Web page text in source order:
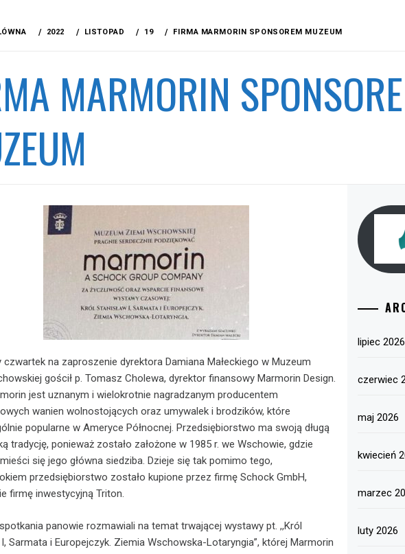
2022 LISTOPAD 19 FIRMA MARMORIN SPONSOREM MUZEUM
MARMORIN
czwartek na zaproszenie dyrektora Damiana Małeckiego w Muzeum
gościł p. Tomasz Cholewa, dyrektor finansowy Marmorin Design.
jest uznanym i wielokrotnie nagradzanym producentem
wanien wolnostojących oraz umywalek i brodzików, które
popularne w Ameryce Północnej. Przedsiębiorstwo ma swoją długą
tradycję, ponieważ zostało założone w 1985 r. we Wschowie, gdzie
się jego główna siedziba. Dzieje się tak pomimo tego,
przedsiębiorstwo zostało kupione przez firmę Schock GmbH,
firmę inwestycyjną Triton.
panowie rozmawiali na temat trwającej wystawy pt. ,,Król
I, Sarmata i Europejczyk. Ziemia Wschowska-Lotaryngia”, której Marmorin
lipiec 2026
czerwiec
maj 2026
kwiecień
marzec
luty 2026